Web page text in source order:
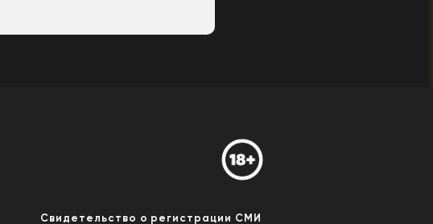
Свидетельство о регистрации СМИ